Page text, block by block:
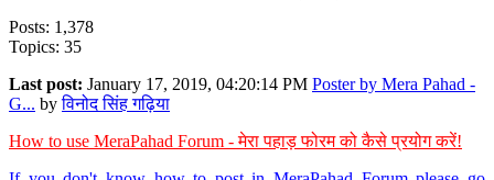
Posts: 1,378
Topics: 35
Last post: January 17, 2019, 04:20:14 PM Poster by Mera Pahad -
G... byविनोद सिंह गढ़िया
How to use MeraPahad Forum - मेरा पहाड़ फोरम को कैसे प्रयोग करें!